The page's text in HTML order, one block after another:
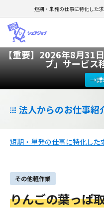
【重要】2026年8月31
ブ」サービス
→詳
短期・単発の仕事に特化した
法人からのお仕事紹
短期・単発の仕事に特化し
その他軽作業
りんごの葉っぱ